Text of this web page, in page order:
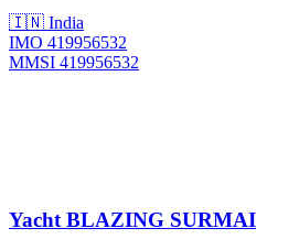
🇮🇳 India
IMO 419956532
MMSI 419956532
Yacht BLAZING SURMAI